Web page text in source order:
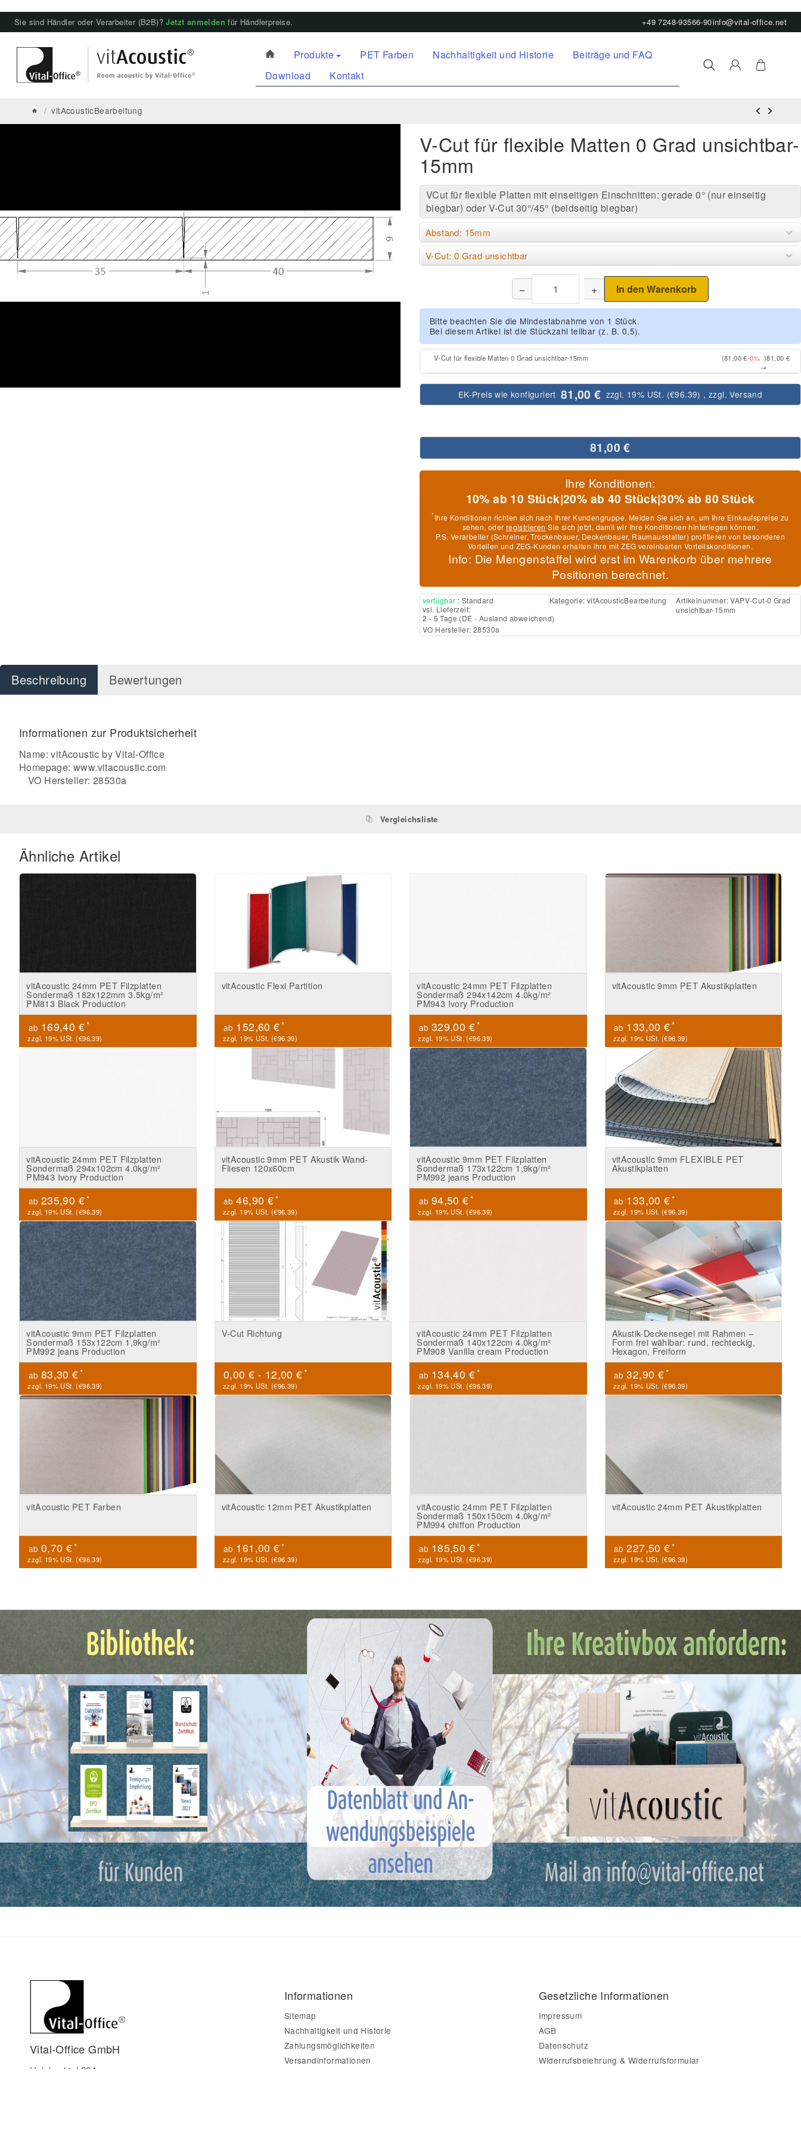
Sie sind Händler oder Verarbeiter (B2B)?Jetzt anmelden für Händlerpreise. +49 7248-93566-90info@vital-office.net
Produkte PET Farben Nachhaltigkeit und Historie
Beiträge und FAQ
Download
Kontakt
/ vitAcousticBearbeitung
V-Cut für flexible Matten 0 Grad unsichtbar-
15mm
VCut für flexible Platten mit einseitigen Einschnitten: gerade 0° (nur einseitig
biegbar) oder V-Cut 30°/45° (beidseitig biegbar)
Abstand: 15mm
V-Cut: 0 Grad unsichtbar
81,00 €
V-Cut für flexible Matten 0 Grad unsichtbar-15mm (81,00 €-0% )
→
81,00 €
EK-Preis wie konfiguriert 81,00 € zzgl. 19% USt. (€96.39) , zzgl.Versand
− + In den Warenkorb
Bitte beachten Sie die Mindestabnahme von 1 Stück.
Bei diesem Artikel ist die Stückzahl teilbar (z. B. 0,5).
Ihre Konditionen:
10% ab 10 Stück|20% ab 40 Stück|30% ab 80 Stück
*Ihre Konditionen richten sich nach Ihrer Kundengruppe. Melden Sie sich an, um Ihre Einkaufspreise zu
sehen, oder registrieren Sie sich jetzt, damit wir Ihre Konditionen hinterlegen können.
P.S. Verarbeiter (Schreiner, Trockenbauer, Deckenbauer, Raumausstatter) profitieren von besonderen
Vorteilen und ZEG-Kunden erhalten ihre mit ZEG vereinbarten Vorteilskonditionen.
Info: Die Mengenstaffel wird erst im Warenkorb über mehrere
Positionen berechnet.
verfügbar : Standard
vsl. Lieferzeit:
2 - 5 Tage (DE - Ausland abweichend)
Kategorie:vitAcousticBearbeitung Artikelnummer: VAPV-Cut-0 Grad
unsichtbar-15mm
VO Hersteller: 28530a
Beschreibung Bewertungen
Informationen zur Produktsicherheit
Name: vitAcoustic by Vital-Office
Homepage:www.vitacoustic.com
VO Hersteller: 28530a
Vergleichsliste
Ähnliche Artikel
vitAcoustic 24mm PET Filzplatten
Sondermaß 182x122mm 3.5kg/m²
PM813 Black Production
ab 169,40 €*
zzgl. 19% USt. (€96.39)
vitAcoustic Flexi Partition
ab 152,60 €*
zzgl. 19% USt. (€96.39)
vitAcoustic 24mm PET Filzplatten
Sondermaß 294x142cm 4.0kg/m²
PM943 Ivory Production
ab 329,00 €*
zzgl. 19% USt. (€96.39)
vitAcoustic 9mm PET Akustikplatten
ab 133,00 €*
zzgl. 19% USt. (€96.39)
vitAcoustic 24mm PET Filzplatten
Sondermaß 294x102cm 4.0kg/m²
PM943 Ivory Production
ab 235,90 €*
zzgl. 19% USt. (€96.39)
vitAcoustic 9mm PET Akustik Wand-
Fliesen 120x60cm
ab 46,90 €*
zzgl. 19% USt. (€96.39)
vitAcoustic 9mm PET Filzplatten
Sondermaß 173x122cm 1,9kg/m²
PM992 jeans Production
ab 94,50 €*
zzgl. 19% USt. (€96.39)
vitAcoustic 9mm FLEXIBLE PET
Akustikplatten
ab 133,00 €*
zzgl. 19% USt. (€96.39)
vitAcoustic 9mm PET Filzplatten
Sondermaß 153x122cm 1,9kg/m²
PM992 jeans Production
ab 83,30 €*
zzgl. 19% USt. (€96.39)
V-Cut Richtung
0,00 € - 12,00 €*
zzgl. 19% USt. (€96.39)
vitAcoustic 24mm PET Filzplatten
Sondermaß 140x122cm 4.0kg/m²
PM908 Vanilla cream Production
ab 134,40 €*
zzgl. 19% USt. (€96.39)
Akustik-Deckensegel mit Rahmen –
Form frei wählbar: rund, rechteckig,
Hexagon, Freiform
ab 32,90 €*
zzgl. 19% USt. (€96.39)
vitAcoustic PET Farben
ab 0,70 €*
zzgl. 19% USt. (€96.39)
vitAcoustic 12mm PET Akustikplatten
ab 161,00 €*
zzgl. 19% USt. (€96.39)
vitAcoustic 24mm PET Filzplatten
Sondermaß 150x150cm 4.0kg/m²
PM994 chiffon Production
ab 185,50 €*
zzgl. 19% USt. (€96.39)
vitAcoustic 24mm PET Akustikplatten
ab 227,50 €*
zzgl. 19% USt. (€96.39)
Vital-Office GmbH
Holzbachtal 204
Informationen
Sitemap
Nachhaltigkeit und Historie
Zahlungsmöglichkeiten
Versandinformationen
Gesetzliche Informationen
Impressum
AGB
Datenschutz
Widerrufsbelehrung & Widerrufsformular